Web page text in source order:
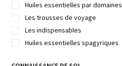
Huiles essentielles par domaines
Les trousses de voyage
Les indispensables
Huiles essentielles spagyriques